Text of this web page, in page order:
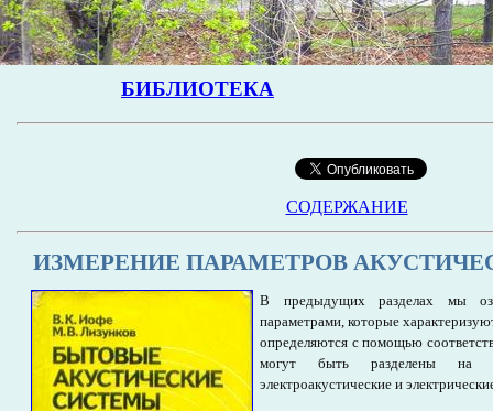
СОДЕРЖАНИЕ
ИЗМЕРЕНИЕ ПАРАМЕТРОВ
В предыдущих разделах мы
параметрами, которые
определяются с помощью
могут быть разделены на
электроакустические и